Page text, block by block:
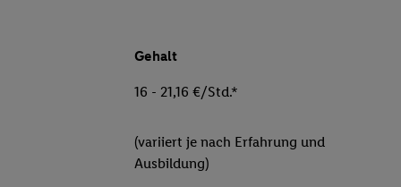
Gehalt
16 - 21,16 €/Std.*
(variiert je nach Erfahrung und
Ausbildung)